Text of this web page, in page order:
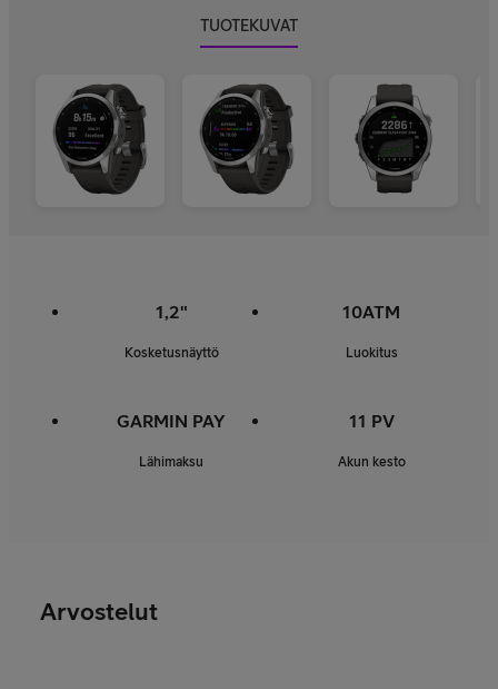
TUOTEKUVAT
1,2"
Kosketusnäyttö
10ATM
Luokitus
GARMIN PAY
Lähimaksu
11 PV
Akun kesto
Arvostelut